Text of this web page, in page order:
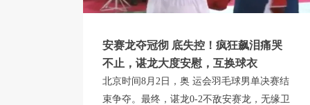
安赛龙夺冠彻 底失控！疯狂飙泪痛哭
不止，谌龙大度安慰，互换球衣
北京时间8月2日，奥 运会羽毛球男单决赛结
束争夺。最终，谌龙0-2不敌安赛龙，无缘卫